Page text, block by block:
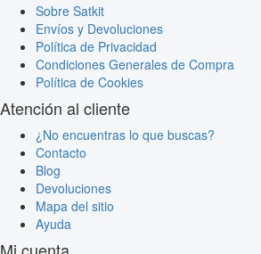
Sobre Satkit
Envíos y Devoluciones
Política de Privacidad
Condiciones Generales de Compra
Política de Cookies
Atención al cliente
¿No encuentras lo que buscas?
Contacto
Blog
Devoluciones
Mapa del sitio
Ayuda